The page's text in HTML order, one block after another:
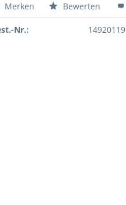
Merken Bewerten
Nr.: 14920119